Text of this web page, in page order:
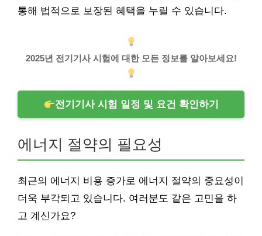
통해 법적으로 보장된 혜택을 누릴 수 있습니다.
2025년 전기기사 시험에 대한 모든 정보를 알아보세요!
전기기사 시험 일정 및 요건 확인하기
에너지 절약의 필요성
최근의 에너지 비용 증가로 에너지 절약의 중요성이
더욱 부각되고 있습니다. 여러분도 같은 고민을 하
고 계신가요?